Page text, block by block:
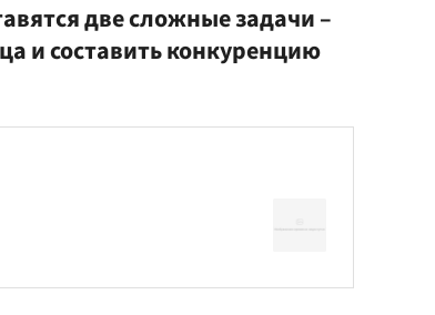
две сложные задачи –
и составить конкуренцию